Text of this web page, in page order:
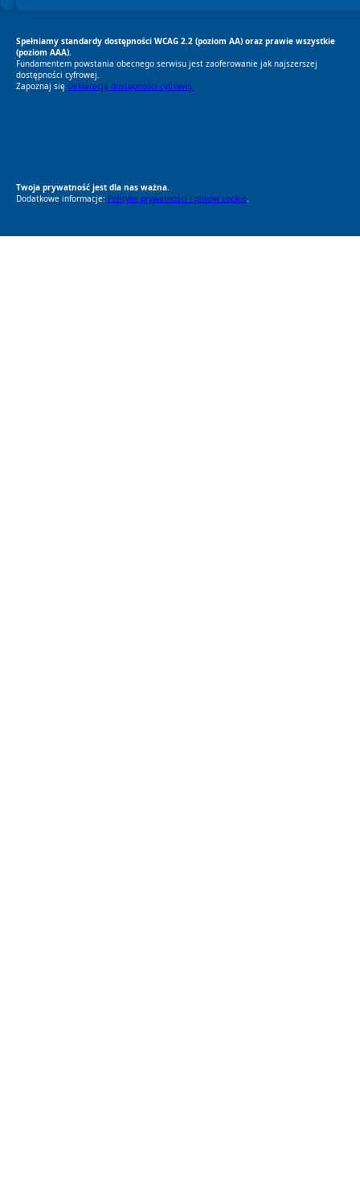
Spełniamy standardy dostępności WCAG 2.2 (poziom AA) oraz prawie wszystkie
(poziom AAA).
Fundamentem powstania obecnego serwisu jest zaoferowanie jak najszerszej
dostępności cyfrowej.
Zapoznaj się Deklaracją dostępności cyfrowej.
Twoja prywatność jest dla nas ważna.
Dodatkowe informacje: Polityka prywatności i plików cookie